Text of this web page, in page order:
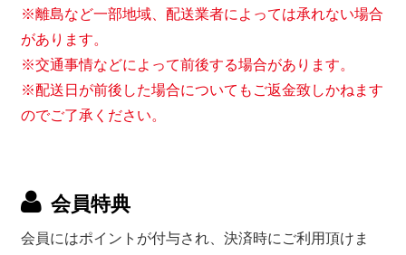
※離島など一部地域、配送業者によっては承れない場合
があります。
※交通事情などによって前後する場合があります。
※配送日が前後した場合についてもご返金致しかねます
のでご了承ください。
会員特典
会員にはポイントが付与され、決済時にご利用頂けま